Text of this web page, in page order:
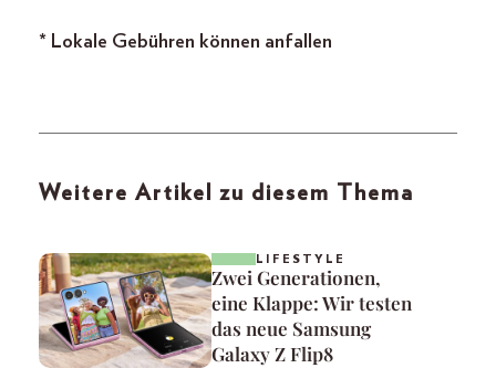
* Lokale Gebühren können anfallen
Weitere Artikel zu diesem Thema
LIFESTYLE
Zwei Generationen,
eine Klappe: Wir testen
das neue Samsung
Galaxy Z Flip8